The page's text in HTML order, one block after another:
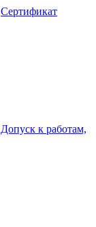
Сертификат
Допуск к работам,